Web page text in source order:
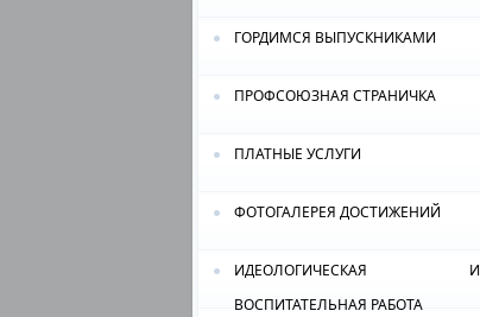
ГОРДИМСЯ ВЫПУСКНИКАМИ
ПРОФСОЮЗНАЯ СТРАНИЧКА
ПЛАТНЫЕ УСЛУГИ
ФОТОГАЛЕРЕЯ ДОСТИЖЕНИЙ
ИДЕОЛОГИЧЕСКАЯ И
ВОСПИТАТЕЛЬНАЯ РАБОТА